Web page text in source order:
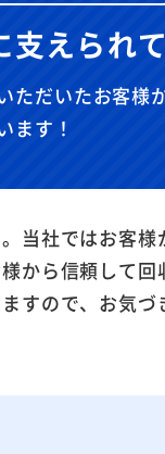
支えられて
ただいたお客様
ます！
当社ではお客
から信頼して
すので、お気